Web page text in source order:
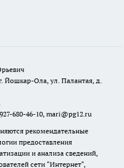
Йошкар-Ола, ул. Палантая, д.
680-46-10, mari@pg12.ru
рекомендательные
предоставления
и анализа сведений,
сети "Интернет",